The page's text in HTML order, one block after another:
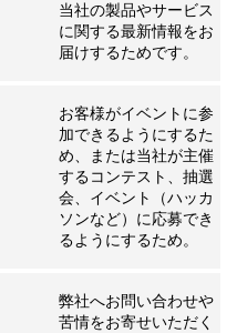
当社の製品やサービス
に関する最新情報をお
届けするためです。
お客様がイベントに参
加できるようにするた
め、または当社が主催
するコンテスト、抽選
会、イベント（ハッカ
ソンなど）に応募でき
るようにするため。
弊社へお問い合わせや
苦情をお寄せいただく